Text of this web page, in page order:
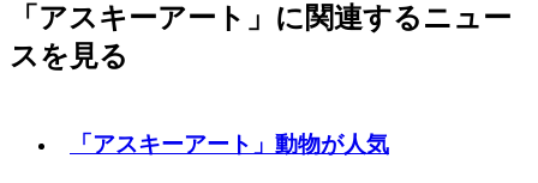
「アスキーアート」に関連するニュー
スを見る
「アスキーアート」動物が人気